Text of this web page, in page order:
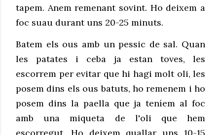
tapem. Anem remenant sovint. Ho deixem a
foc suau durant uns 20-25 minuts.
Batem els ous amb un pessic de sal. Quan
les patates i ceba ja estan toves, les
escorrem per evitar que hi hagi molt oli, les
posem dins els ous batuts, ho remenem i ho
posem dins la paella que ja teníem al foc
amb una miqueta de l'oli que hem
escorregut. Ho deixem quallar uns 10-15